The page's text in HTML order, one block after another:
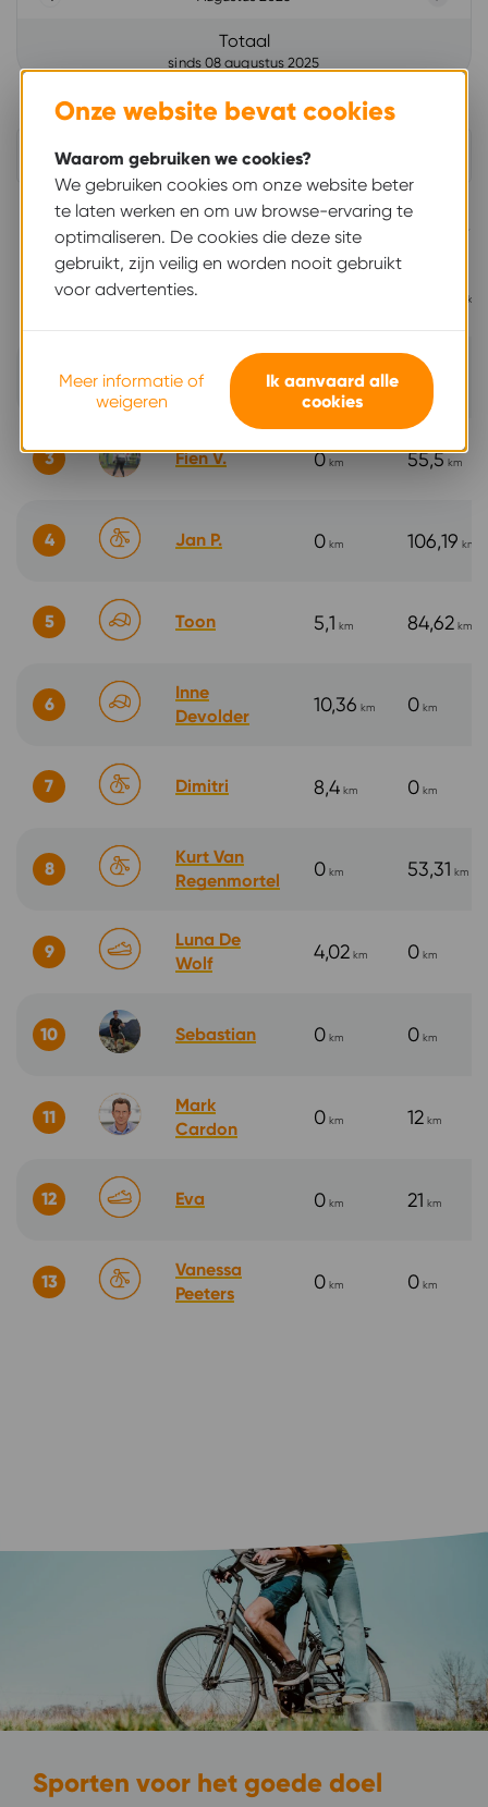
Vorige
Totaal
sinds 08 augustus 2025
NAAM LOPEN
Hannes km
Bénédicte G. 7,47 km 63,17
3 Fien V. 0 km 55,5 km
4 Jan P. 0 km 106,19 km
5 Toon 5,1 km 84,62 km
6
Inne
Devolder
10,36 km 0 km
7 Dimitri 8,4 km 0 km
8
Kurt Van
Regenmortel
0 km 53,31 km
9
Luna De
Wolf
4,02 km 0 km
10 Sebastian 0 km 0 km
11
Mark
Cardon
0 km 12 km
12 Eva 0 km 21 km
13
Vanessa
Peeters
0 km 0 km
Sporten voor het goede doel
Onze website bevat cookies
Waarom gebruiken we cookies?
We gebruiken cookies om onze website beter
te laten werken en om uw browse-ervaring te
optimaliseren. De cookies die deze site
gebruikt, zijn veilig en worden nooit gebruikt
voor advertenties.
Meer informatie of
weigeren
Ik aanvaard alle
cookies